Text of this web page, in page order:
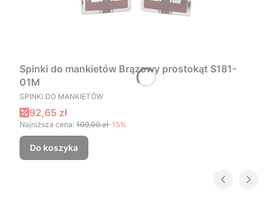
Spinki do mankietów Brązowy prostokąt S181-
01M
PRODUCENT
SPINKI DO MANKIETÓW
Cena promocyjna
92,65 zł
Najniższa cena: 109,00 zł-15%
Do koszyka